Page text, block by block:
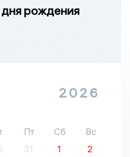
рождения
2026
Пт Сб
Вс
31 1
2